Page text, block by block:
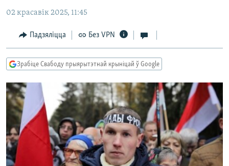
галоўнай
навігацыі
Перайсьці
да
пошуку
ЭКАНОМІКА
ВАЙНА
БЕЛАРУСЫ НА ВАЙНЕ
КУЛЬТУРА
КАЛЯНДАР
ПАДКАСТЫ
КНІГІ
АЎДЫЁКНІГІ
МОВА
НА ХВАЛЯХ СВАБОДЫ
ПАДКАСТЫ
FACEBOOK
TWITTER
САЧЫЦЕ ЗА АБНАЎЛЕНЬНЯМІ
02 красавік 2025, 11:45
Падзяліцца Без VPN
Зрабіце Свабоду прыярытэтнай крыніцай ў Google